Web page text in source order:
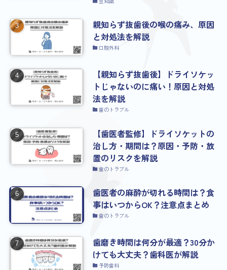
親知らず抜歯後の喉の痛み、原因
と対処法を解説
口腔外科
【親知らず抜歯後】ドライソケッ
トじゃないのに痛い！原因と対処
法を解説
歯のトラブル
【歯医者監修】ドライソケットの
治し方・期間は？原因・予防・放
置のリスクを解説
歯のトラブル
歯医者の麻酔が切れる時間は？食
事はいつからOK？注意点まとめ
歯のトラブル
歯磨き時間は何分が最適？30分か
けても大丈夫？歯科医が解説
予防歯科